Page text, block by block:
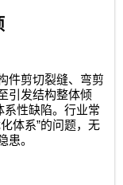
件剪切裂缝、弯剪
引发结构整体倾
系性缺陷。行业常
体系”的问题，无
患。